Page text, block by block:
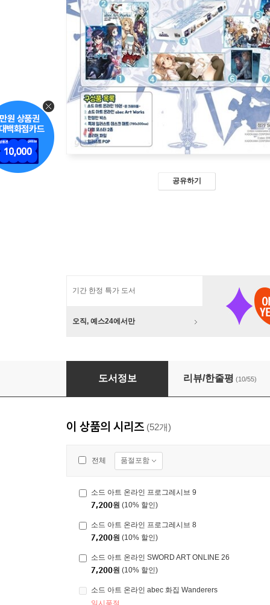
공유하기
기간 한정 특가 도서
오직, 예스24에서만
소드 아트 온라인 19 + abec 화집 한정판
도서정보 리뷰/한줄평 (10/55)
이 상품의 시리즈 (52개)
전체 품절포함
소드 아트 온라인 프로그레시브 9
7,200원 (10% 할인)
소드 아트 온라인 프로그레시브 8
7,200원 (10% 할인)
소드 아트 온라인 SWORD ART ONLINE 26
7,200원 (10% 할인)
소드 아트 온라인 abec 화집 Wanderers